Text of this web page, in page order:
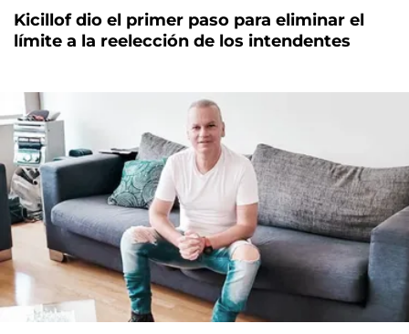
Kicillof dio el primer paso para eliminar el
límite a la reelección de los intendentes